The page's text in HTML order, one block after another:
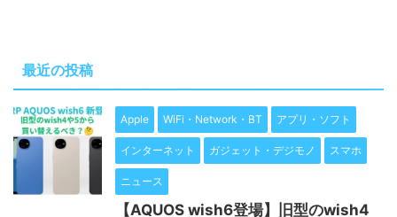
最近の投稿
Apple WiFi・Network・BT アプリ・ソフト
インターネット ガジェット・デジモノ スマホ
ニュース
【AQUOS wish6登場】旧型のwish4